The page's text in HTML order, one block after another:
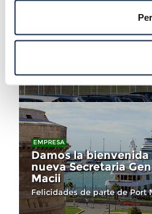
Gestión de los
dentro de las áreas
EMPRESA
Damos la bienvenida
nueva Secretaria
Macii
Felicidades de parte de Port